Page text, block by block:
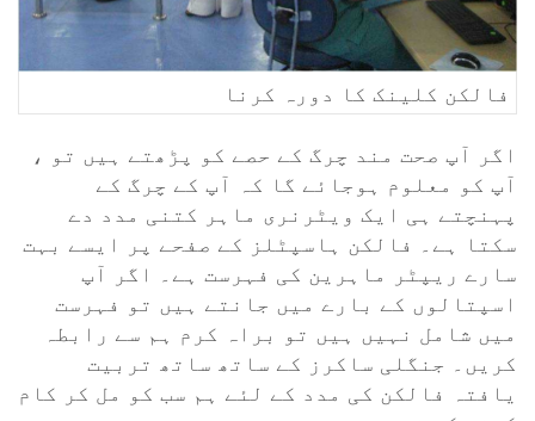
فالکن کلینک کا دورہ کرنا
اگر آپ صحت مند چرگ کے حصے کو پڑھتے ہیں تو ،
آپ کو معلوم ہوجائے گا کہ آپ کے چرگ کے
پہنچتے ہی ایک ویٹرنری ماہر کتنی مدد دے
سکتا ہے۔ فالکن ہاسپٹلز کے صفحے پر ایسے بہت
سارے ریپٹر ماہرین کی فہرست ہے۔ اگر آپ
اسپتالوں کے بارے میں جانتے ہیں تو فہرست
میں شامل نہیں ہیں تو براہ کرم ہم سے رابطہ
کریں۔ جنگلی ساکرز کے ساتھ ساتھ تربیت
یافتہ فالکن کی مدد کے لئے ہم سب کو مل کر کام